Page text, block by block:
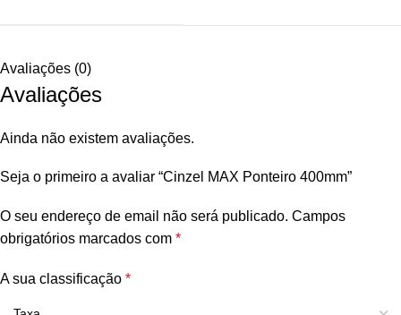
Avaliações (0)
Avaliações
Ainda não existem avaliações.
Seja o primeiro a avaliar “Cinzel MAX Ponteiro 400mm”
O seu endereço de email não será publicado. Campos
obrigatórios marcados com *
A sua classificação *